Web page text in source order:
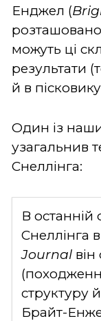
Енджел (
можуть ці
результати
й в
Один із
узагальнив
Снеллінга:
В останній
Снеллінга
Journal
структуру
Брайт-